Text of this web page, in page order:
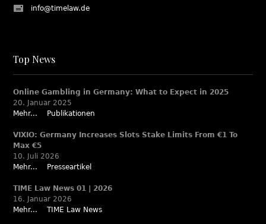
info@timelaw.de
Top News
Online Gambling in Germany: What to Expect in 2025
20. Januar 2025
Mehr...
Publikationen
VIXIO: Germany Increases Slots Stake Limits From €1 To
Max €5
10. Juli 2026
Mehr...
Presseartikel
TIME Law News 01 | 2026
16. Januar 2026
Mehr...
TIME Law News